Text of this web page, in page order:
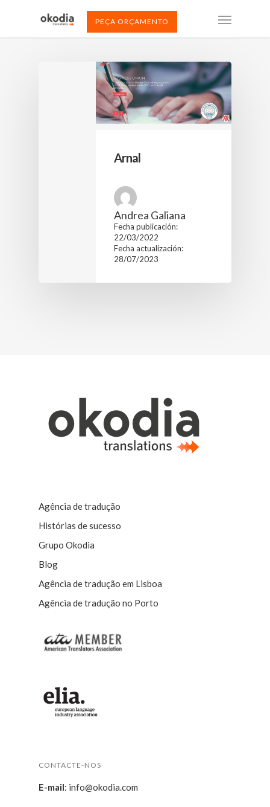
PEÇA ORÇAMENTO
Arnal
Andrea Galiana
Fecha publicación:
22/03/2022
Fecha actualización:
28/07/2023
Agência de tradução
Histórias de sucesso
Grupo Okodia
Blog
Agência de tradução em Lisboa
Agência de tradução no Porto
CONTACTE-NOS
E-mail: info@okodia.com